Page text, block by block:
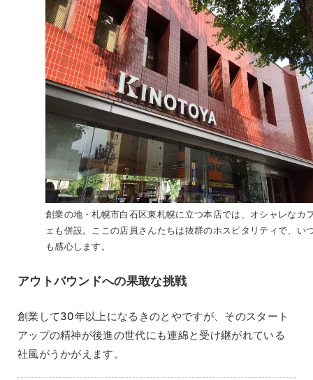
創業の地・札幌市白石区東札幌に立つ本店では、オシャレなカ
ェも併設。ここの店員さんたちは抜群のホスピタリティで、い
も感心します。
アウトバウンドへの果敢な挑戦
創業して30年以上になるきのとやですが、そのスタート
アップの精神が後進の世代にも連綿と受け継がれている
社風がうかがえます。